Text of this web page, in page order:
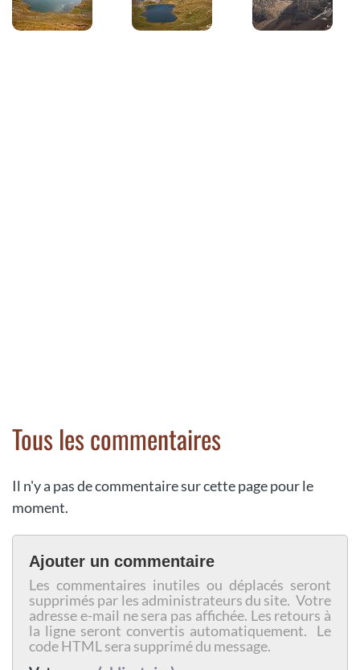
Tous les commentaires
Il n'y a pas de commentaire sur cette page pour le
moment.
Ajouter un commentaire
Les commentaires inutiles ou déplacés seront
supprimés par les administrateurs du site. Votre
adresse e-mail ne sera pas affichée. Les retours à
la ligne seront convertis automatiquement. Le
code HTML sera supprimé du message.